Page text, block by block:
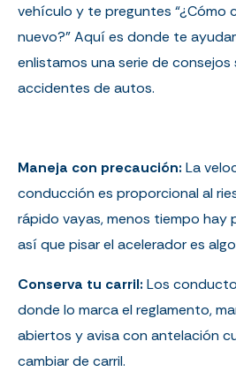
vehículo y te preguntes “¿Cómo
nuevo?” Aquí es donde te
enlistamos una serie de consejos
accidentes de autos.
Maneja con precaución: La
conducción es proporcional al
rápido vayas, menos tiempo hay
así que pisar el acelerador es
Conserva tu carril: Los
donde lo marca el reglamento,
abiertos y avisa con antelación
cambiar de carril.